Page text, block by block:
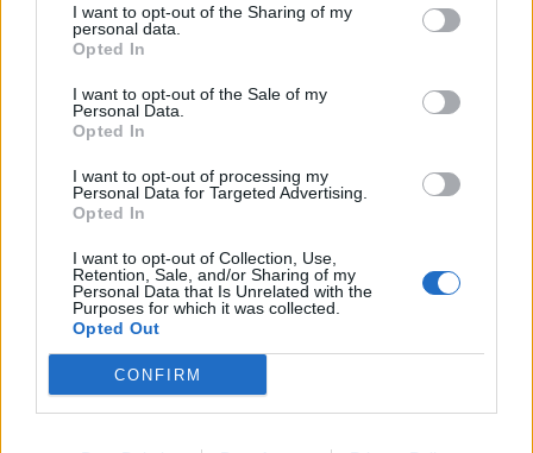
I want to opt-out of the Sharing of my
personal data.
Opted In
I want to opt-out of the Sale of my
Personal Data.
Opted In
I want to opt-out of processing my
Personal Data for Targeted Advertising.
Opted In
I want to opt-out of Collection, Use,
Retention, Sale, and/or Sharing of my
Personal Data that Is Unrelated with the
Purposes for which it was collected.
Opted Out
CONFIRM
OBLÍBENÉ KATEGORIE
Zpravodajství
O čem se mluví
Rožmitálsko
Dobříšsko